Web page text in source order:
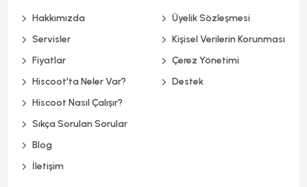
Hakkımızda
Servisler
Fiyatlar
Hiscoot'ta Neler Var?
Hiscoot Nasıl Çalışır?
Sıkça Sorulan Sorular
Blog
İletişim
Üyelik Sözleşmesi
Kişisel Verilerin Korunması
Çerez Yönetimi
Destek